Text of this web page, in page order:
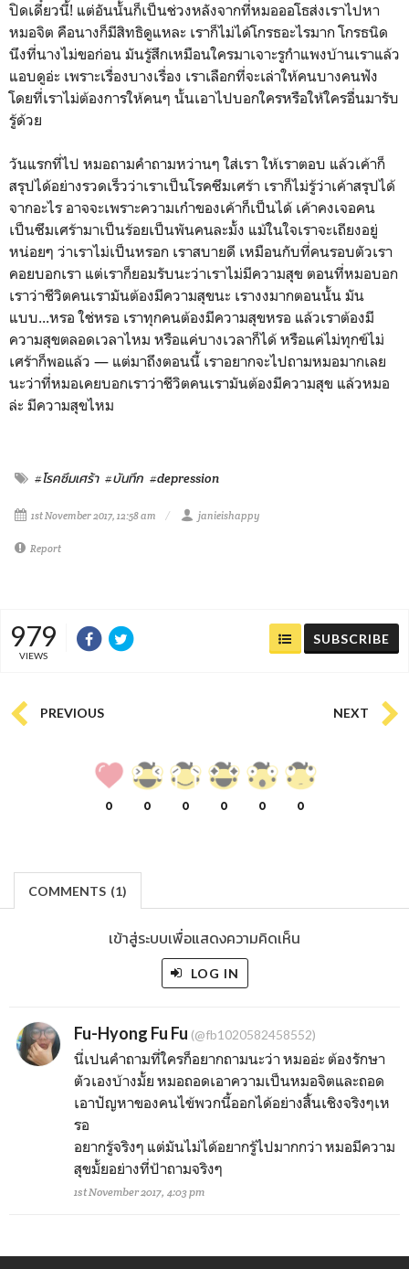
ปิดเดี๋ยวนี้! แต่อันนั้นก็เป็นช่วงหลังจากที่หมอออโธส่งเราไปหา
หมอจิต คือนางก็มีสิทธิดูแหละ เราก็ไม่ได้โกรธอะไรมาก โกรธนิด
นึงที่นางไม่ขอก่อน มันรู้สึกเหมือนใครมาเจาะรูกำแพงบ้านเราแล้ว
แอบดูอ่ะ เพราะเรื่องบางเรื่อง เราเลือกที่จะเล่าให้คนบางคนฟัง
โดยที่เราไม่ต้องการให้คนๆ นั้นเอาไปบอกใครหรือให้ใครอื่นมารับ
รู้ด้วย
วันแรกที่ไป หมอถามคำถามหว่านๆ ใส่เรา ให้เราตอบ แล้วเค้าก็
สรุปได้อย่างรวดเร็วว่าเราเป็นโรคซึมเศร้า เราก็ไม่รู้ว่าเค้าสรุปได้
จากอะไร อาจจะเพราะความเก๋าของเค้าก็เป็นได้ เค้าคงเจอคน
เป็นซึมเศร้ามาเป็นร้อยเป็นพันคนละมั้ง แม้ในใจเราจะเถียงอยู่
หน่อยๆ ว่าเราไม่เป็นหรอก เราสบายดี เหมือนกับที่คนรอบตัวเรา
คอยบอกเรา แต่เราก็ยอมรับนะว่าเราไม่มีความสุข ตอนที่หมอบอก
เราว่าชีวิตคนเรามันต้องมีความสุขนะ เรางงมากตอนนั้น มัน
แบบ...หรอ ใช่หรอ เราทุกคนต้องมีความสุขหรอ แล้วเราต้องมี
ความสุขตลอดเวลาไหม หรือแค่บางเวลาก็ได้ หรือแค่ไม่ทุกข์ไม่
เศร้าก็พอแล้ว — แต่มาถึงตอนนี้ เราอยากจะไปถามหมอมากเลย
นะว่าที่หมอเคยบอกเราว่าชีวิตคนเรามันต้องมีความสุข แล้วหมอ
ล่ะ มีความสุขไหม
#โรคซึมเศร้า #บันทึก #depression
1st November 2017, 12:58 am janieishappy
Report
979
VIEWS
SUBSCRIBE
PREVIOUS NEXT
0 0 0 0 0 0
COMMENTS (1)
เข้าสู่ระบบเพื่อแสดงความคิดเห็น
LOG IN
Fu-Hyong Fu Fu (@fb1020582458552)
นี่เปนคำถามที่ใครก็อยากถามนะว่า หมออ่ะ ต้องรักษา
ตัวเองบ้างมั้ย หมอถอดเอาความเป็นหมอจิตและถอด
เอาปัญหา​ของคนไข้พวกนี้ออกได้อย่างสิ้นเชิงจริงๆเห
รอ
อยากรู้จริงๆ แต่มันไม่ได้อยากรู้ไปมากกว่า หมอมีความ
สุขมั้ยอย่างที่ป้าถามจริงๆ
1st November 2017, 4:03 pm